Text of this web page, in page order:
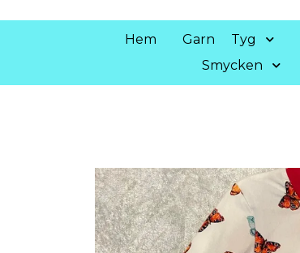
Hem Garn Tyg
Smycken